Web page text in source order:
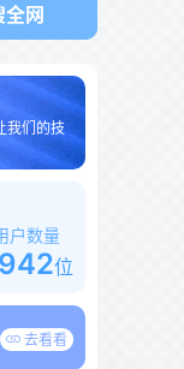
全网
我们的技
户数量
位
去看看